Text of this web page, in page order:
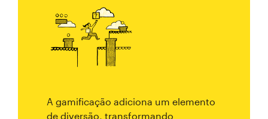
A gamificação adiciona um elemento
de diversão, transformando